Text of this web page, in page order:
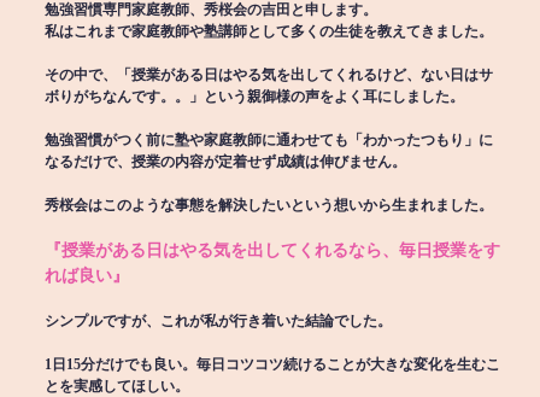
勉強習慣専門家庭教師、秀桜会の吉田と申します。
私はこれまで家庭教師や塾講師として多くの生徒を教えてきました。
その中で、「授業がある日はやる気を出してくれるけど、ない日はサ
ボりがちなんです。。」という親御様の声をよく耳にしました。
勉強習慣がつく前に塾や家庭教師に通わせても「わかったつもり」に
なるだけで、授業の内容が定着せず成績は伸びません。
秀桜会はこのような事態を解決したいという想いから生まれました。
『授業がある日はやる気を出してくれるなら、毎日授業をす
れば良い』
シンプルですが、これが私が行き着いた結論でした。
1日15分だけでも良い。毎日コツコツ続けることが大きな変化を生むこ
とを実感してほしい。